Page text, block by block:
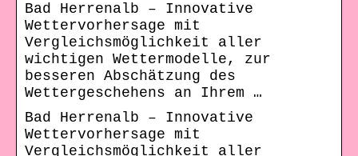
Bad Herrenalb – Innovative
Wettervorhersage mit
Vergleichsmöglichkeit aller
wichtigen Wettermodelle, zur
besseren Abschätzung des
Wettergeschehens an Ihrem …
Bad Herrenalb – Innovative
Wettervorhersage mit
Vergleichsmöglichkeit aller